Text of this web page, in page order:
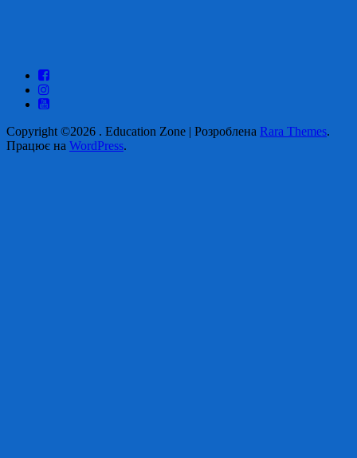
Copyright ©2026 . Education Zone | Розроблена Rara Themes.
Працює на WordPress.